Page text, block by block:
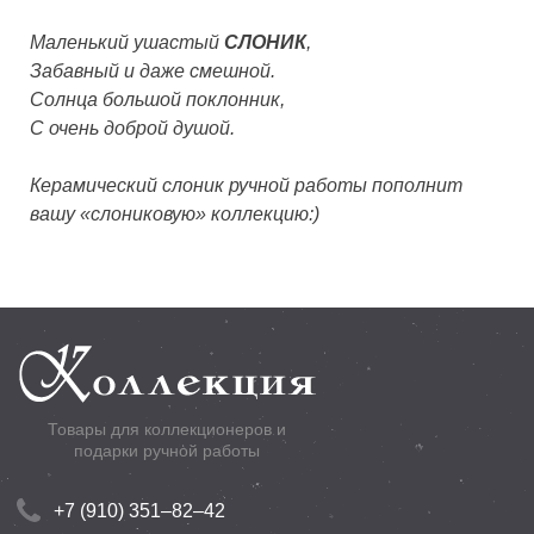
Маленький ушастый СЛОНИК,
Забавный и даже смешной.
Солнца большой поклонник,
С очень доброй душой.
Керамический слоник ручной работы пополнит
вашу «слониковую» коллекцию:)
Товары для коллекционеров и
подарки ручной работы
+7 (910) 351–82–42